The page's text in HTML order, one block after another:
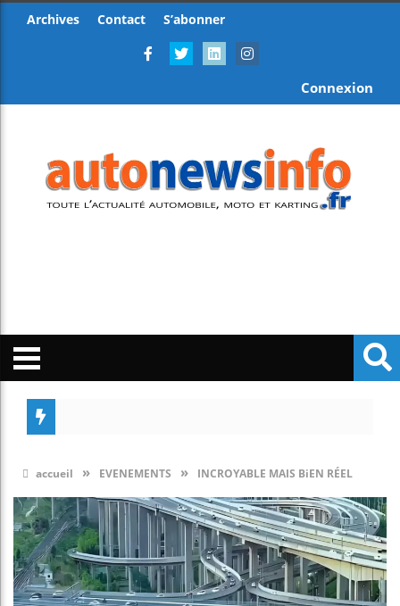
Archives Contact S’abonner
Connexion
accueil » EVENEMENTS » INCROYABLE MAIS BiEN RÉEL